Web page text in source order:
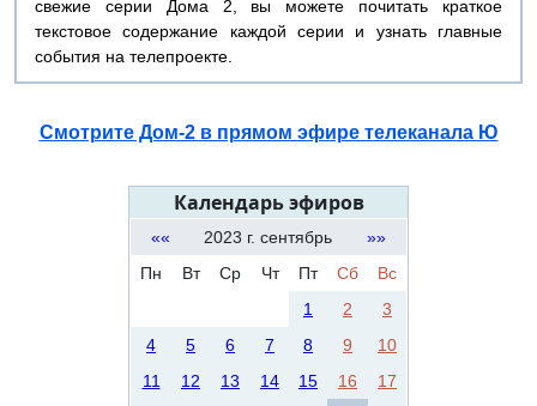
свежие серии Дома 2, вы можете почитать краткое
текстовое содержание каждой серии и узнать главные
события на телепроекте.
Смотрите Дом-2 в прямом эфире телеканала Ю
Календарь эфиров
«« 2023 г. сентябрь
»»
Пн
Вт Ср Чт Пт Сб
Вс
1
2
3
4
5 6 7 8 9
10
11
12 13 14 15 16
17